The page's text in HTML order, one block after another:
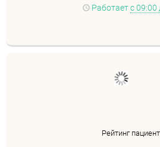
Работает с 09:00
Рейтинг